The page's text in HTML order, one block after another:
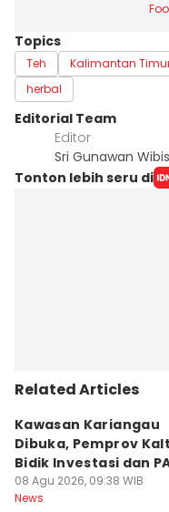
Topics
Teh Kalimantan
herbal
Editorial Team
Editor
Sri Gunawan
Tonton lebih seru di
Related Articles
Kawasan Kariangau
Dibuka, Pemprov
Bidik Investasi dan
08 Agu 2026, 09:38 WIB
News